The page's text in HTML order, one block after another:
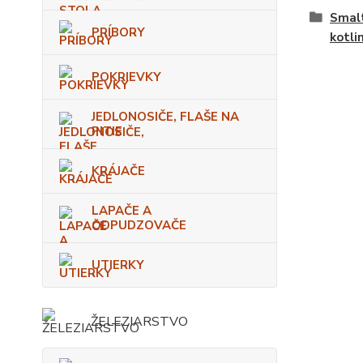
PRÍBORY
POKRIEVKY
JEDLONOSIČE, FLAŠE NA
PITIE
KRÁJAČE
LAPAČE A
ODPUDZOVAČE
UTIERKY
ŽELEZIARSTVO